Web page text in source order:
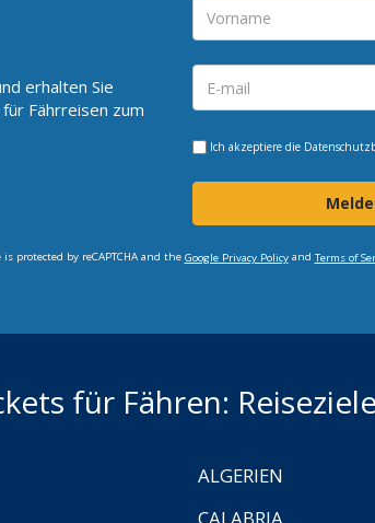
erhalten Sie
Fährreisen zum
Ich akzeptiere die
protected by reCAPTCHA and the Google Privacy Policyand Terms of
für Fähren: Reiseziele
ALGERIEN